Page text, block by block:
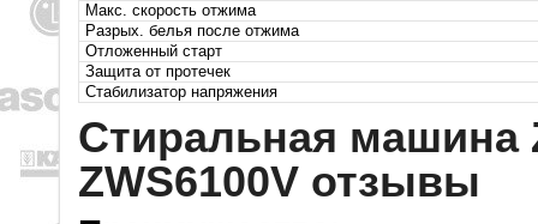
Макс. скорость отжима
Разрых. белья после отжима
Отложенный старт
Защита от протечек
Стабилизатор напряжения
Стиральная машина
ZWS6100V отзывы